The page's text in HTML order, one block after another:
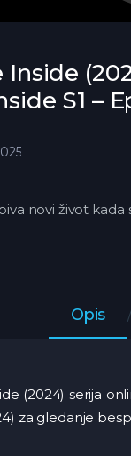
S1 –
novi život
Opis
(2024) serija
za gledanje